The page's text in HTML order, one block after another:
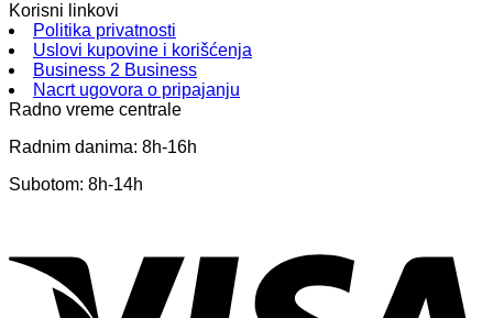
Korisni linkovi
Politika privatnosti
Uslovi kupovine i korišćenja
Business 2 Business
Nacrt ugovora o pripajanju
Radno vreme centrale
Radnim danima: 8h-16h
Subotom: 8h-14h